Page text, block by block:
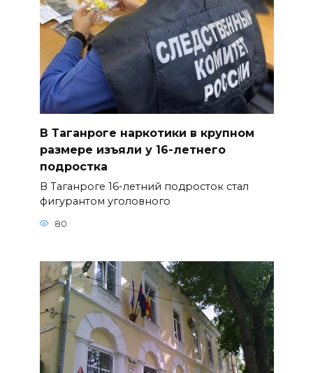
В Таганроге наркотики в крупном
размере изъяли у 16-летнего
подростка
В Таганроге 16-летний подросток стал
фигурантом уголовного
80